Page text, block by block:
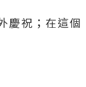
慶祝；在這個